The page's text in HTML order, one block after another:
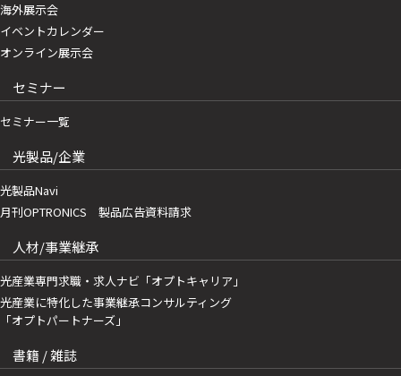
海外展示会
イベントカレンダー
オンライン展示会
セミナー
セミナー一覧
光製品/企業
光製品Navi
月刊OPTRONICS 製品広告資料請求
人材/事業継承
光産業専門求職・求人ナビ「オプトキャリア」
光産業に特化した事業継承コンサルティング
「オプトパートナーズ」
書籍 / 雑誌